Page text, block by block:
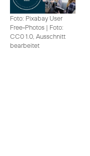
Foto: Pixabay User
Free-Photos | Foto:
CC0 1.0, Ausschnitt
bearbeitet